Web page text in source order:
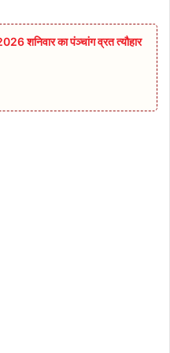
शनिवार का पंञ्चांग व्रत त्यौहार